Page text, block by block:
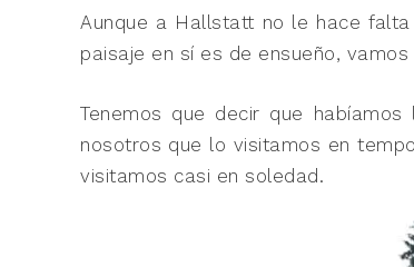
Aunque a Hallstatt no le hace
paisaje en sí es de ensueño,
Tenemos que decir que
nosotros que lo visitamos en
visitamos casi en soledad.